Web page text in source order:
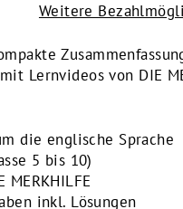
Weitere
Lernvideos von DIE
die englische Sprache
5 bis 10)
inkl. Lösungen